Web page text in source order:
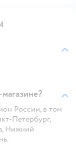
России, в том
Петербург,
Нижний